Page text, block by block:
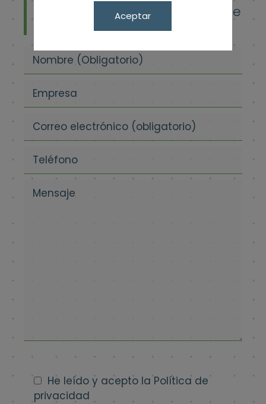
responderemos personalmente
lo antes posible
He leído y acepto la Política de
privacidad
Aceptar